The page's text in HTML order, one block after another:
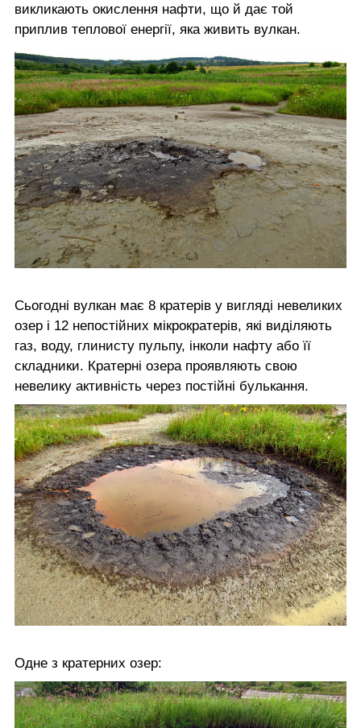
викликають окислення нафти, що й дає той
приплив теплової енергії, яка живить вулкан.
Сьогодні вулкан має 8 кратерів у вигляді невеликих
озер і 12 непостійних мікрократерів, які виділяють
газ, воду, глинисту пульпу, інколи нафту або її
складники. Кратерні озера проявляють свою
невелику активність через постійні булькання.
Одне з кратерних озер: